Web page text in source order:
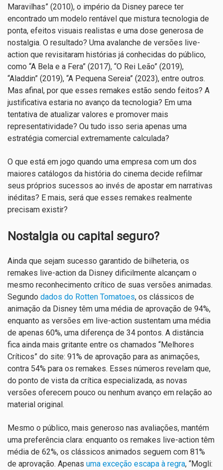
Maravilhas” (2010), o império da Disney parece ter
encontrado um modelo rentável que mistura tecnologia de
ponta, efeitos visuais realistas e uma dose generosa de
nostalgia. O resultado? Uma avalanche de versões live-
action que revisitaram histórias já conhecidas do público,
como “A Bela e a Fera” (2017), “O Rei Leão” (2019),
“Aladdin” (2019), “A Pequena Sereia” (2023), entre outros.
Mas afinal, por que esses remakes estão sendo feitos? A
justificativa estaria no avanço da tecnologia? Em uma
tentativa de atualizar valores e promover mais
representatividade? Ou tudo isso seria apenas uma
estratégia comercial extremamente calculada?
O que está em jogo quando uma empresa com um dos
maiores catálogos da história do cinema decide refilmar
seus próprios sucessos ao invés de apostar em narrativas
inéditas? E mais, será que esses remakes realmente
precisam existir?
Nostalgia ou capital seguro?
Ainda que sejam sucesso garantido de bilheteria, os
remakes live-action da Disney dificilmente alcançam o
mesmo reconhecimento crítico de suas versões animadas.
Segundo dados do Rotten Tomatoes, os clássicos de
animação da Disney têm uma média de aprovação de 94%,
enquanto as versões em live-action sustentam uma média
de apenas 60%, uma diferença de 34 pontos. A distância
fica ainda mais gritante entre os chamados “Melhores
Críticos” do site: 91% de aprovação para as animações,
contra 54% para os remakes. Esses números revelam que,
do ponto de vista da crítica especializada, as novas
versões oferecem pouco ou nenhum avanço em relação ao
material original.
Mesmo o público, mais generoso nas avaliações, mantém
uma preferência clara: enquanto os remakes live-action têm
média de 62%, os clássicos animados seguem com 81%
de aprovação. Apenas uma exceção escapa à regra, “Mogli: